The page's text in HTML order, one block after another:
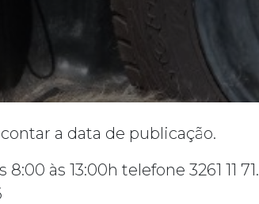
a data de publicação.
às 13:00h telefone 3261 11 71.